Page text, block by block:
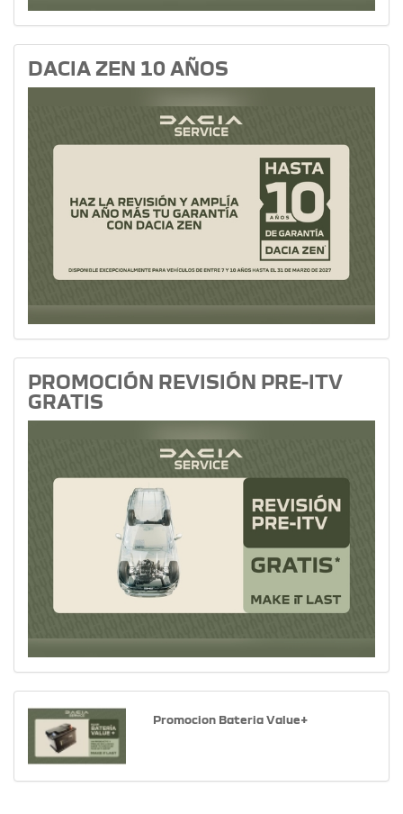
DACIA ZEN 10 AÑOS
PROMOCIÓN REVISIÓN PRE-ITV
GRATIS
Promocion Bateria Value+